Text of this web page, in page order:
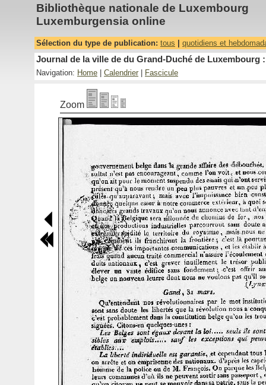
Bibliothèque nationale de Luxembourg
Luxemburgensia online
Sélection du type de publication: tous quotidiens et
Journal de la ville de du Grand-Duché de Luxembourg
Navigation: Home Calendrier Fascicule
Zoom